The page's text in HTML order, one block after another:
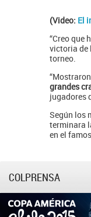
(Video: El
“Creo que
victoria de
torneo.
grandes
jugadores
Según los
terminara
en el
COLPRENSA